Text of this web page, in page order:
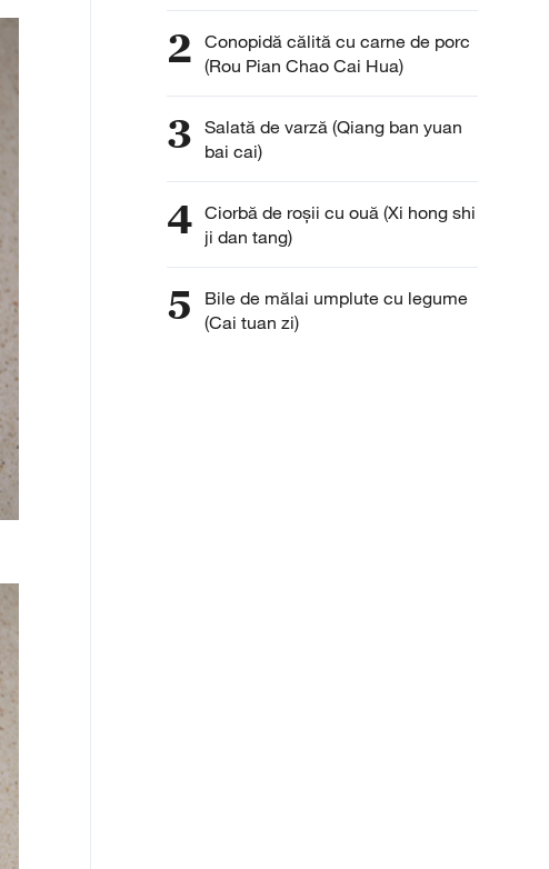
2 Conopidă călită cu carne de porc
(Rou Pian Chao Cai Hua)
3 Salată de varză (Qiang ban yuan
bai cai)
4 Ciorbă de roşii cu ouă (Xi hong shi
ji dan tang)
5
Bile de mălai umplute cu legume
(Cai tuan zi)